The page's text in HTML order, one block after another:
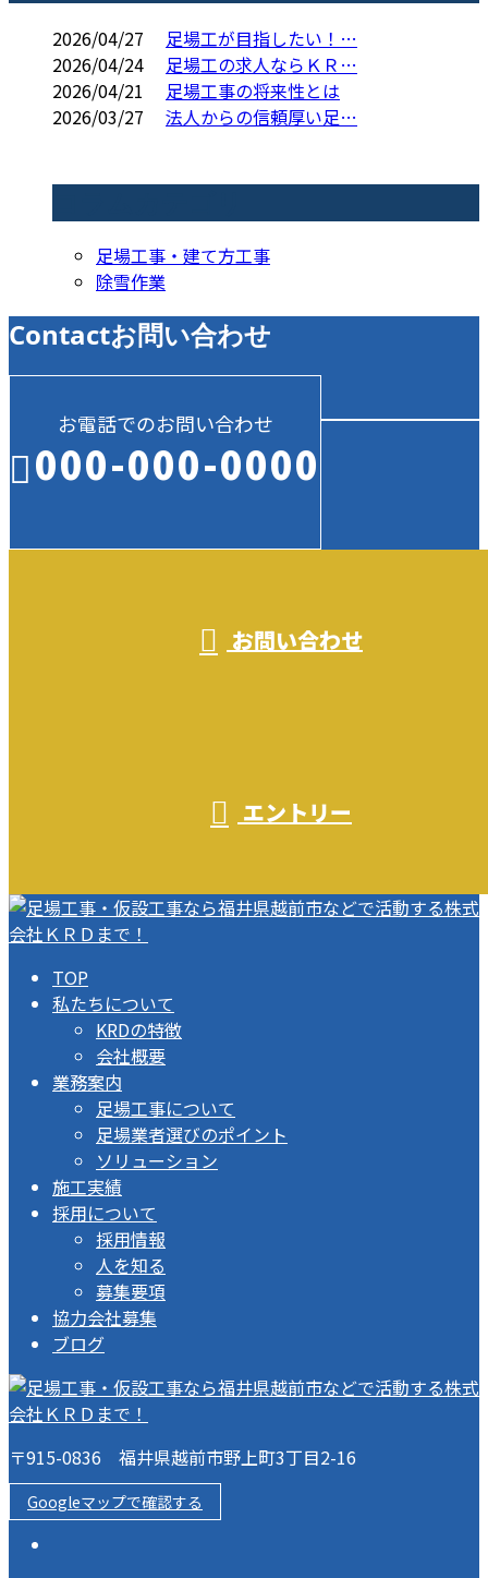
2026/04/27
足場工が目指したい！…
2026/04/24
足場工の求人ならＫＲ…
2026/04/21
足場工事の将来性とは
2026/03/27
法人からの信頼厚い足…
足場工事・建て方工事
除雪作業
Contactお問い合わせ
お電話でのお問い合わせ
000-000-0000
お問い合わせ
エントリー
TOP
私たちについて
KRDの特徴
会社概要
業務案内
足場工事について
足場業者選びのポイント
ソリューション
施工実績
採用について
採用情報
人を知る
募集要項
協力会社募集
ブログ
〒915-0836 福井県越前市野上町3丁目2-16
Googleマップで確認する